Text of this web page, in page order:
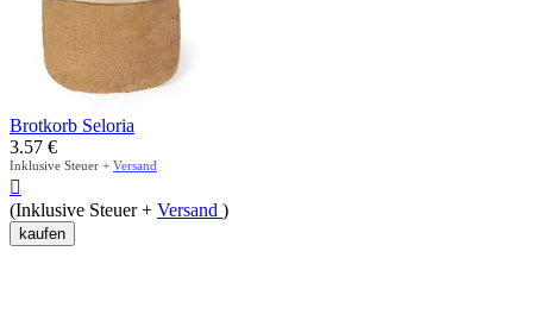
Brotkorb Seloria
3.57 €
Inklusive Steuer + Versand

(Inklusive Steuer + Versand )
kaufen